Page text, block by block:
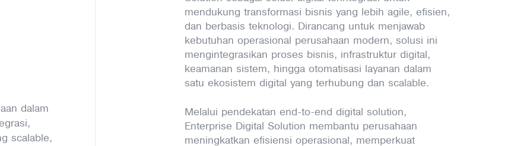
dalam
scalable,
mendukung transformasi bisnis yang lebih agile, efisien,
dan berbasis teknologi. Dirancang untuk menjawab
kebutuhan operasional perusahaan modern, solusi ini
mengintegrasikan proses bisnis, infrastruktur digital,
keamanan sistem, hingga otomatisasi layanan dalam
satu ekosistem digital yang terhubung dan scalable.
Melalui pendekatan end-to-end digital solution,
Enterprise Digital Solution membantu perusahaan
meningkatkan efisiensi operasional, memperkuat